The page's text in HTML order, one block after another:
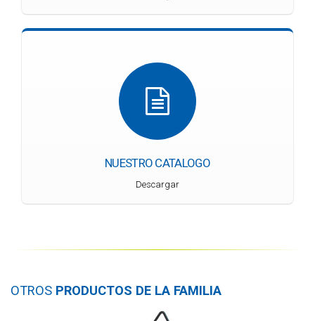
NUESTRO CATALOGO
Descargar
OTROS PRODUCTOS DE LA FAMILIA